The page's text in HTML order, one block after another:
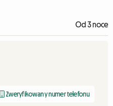
Od 3 noce
Zweryfikowany numer telefonu